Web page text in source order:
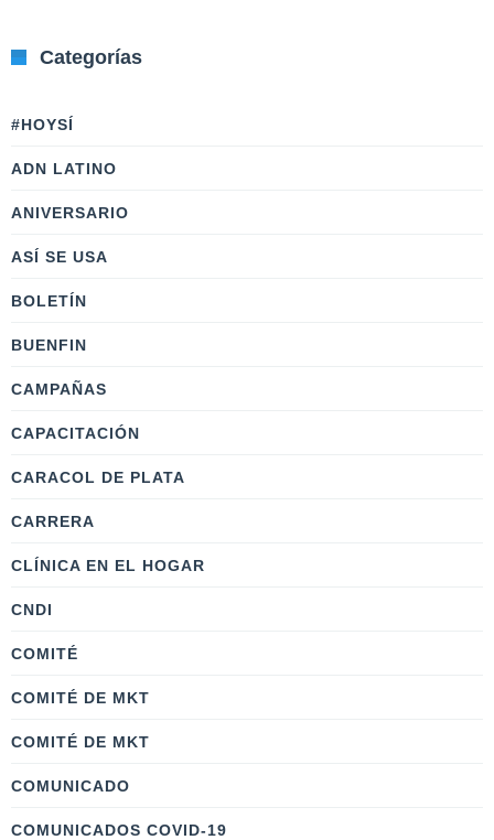
Categorías
#HOYSÍ
ADN LATINO
ANIVERSARIO
ASÍ SE USA
BOLETÍN
BUENFIN
CAMPAÑAS
CAPACITACIÓN
CARACOL DE PLATA
CARRERA
CLÍNICA EN EL HOGAR
CNDI
COMITÉ
COMITÉ DE MKT
COMITÉ DE MKT
COMUNICADO
COMUNICADOS COVID-19